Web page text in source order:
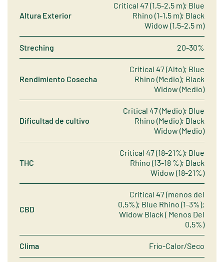
Altura Exterior
Critical 47 (1,5-2,5 m); Blue
Rhino (1-1,5 m); Black
Widow (1,5-2,5 m)
Streching 20-30%
Rendimiento Cosecha
Critical 47 (Alto); Blue
Rhino (Medio); Black
Widow (Medio)
Dificultad de cultivo
Critical 47 (Medio); Blue
Rhino (Medio); Black
Widow (Medio)
THC
Critical 47 (18-21%); Blue
Rhino (13-18 %); Black
Widow (18-21%)
CBD
Critical 47 (menos del
0,5%); Blue Rhino (1-3%);
Widow Black ( Menos Del
0,5%)
Clima Frío-Calor/Seco